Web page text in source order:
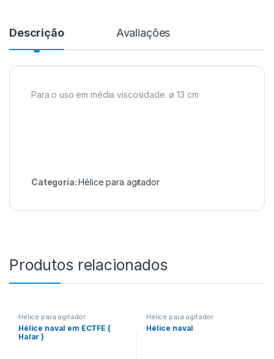
Descrição Avaliações
Para o uso em média viscosidade. ø 13 cm
Categoria:Hélice para agitador
Produtos relacionados
Hélice para agitador
Hélice naval em ECTFE (
Halar )
Hélice para agitador
Hélice naval